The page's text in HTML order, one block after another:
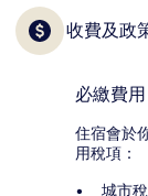
收費及政
必繳費用
住宿會於
用稅項：
城市